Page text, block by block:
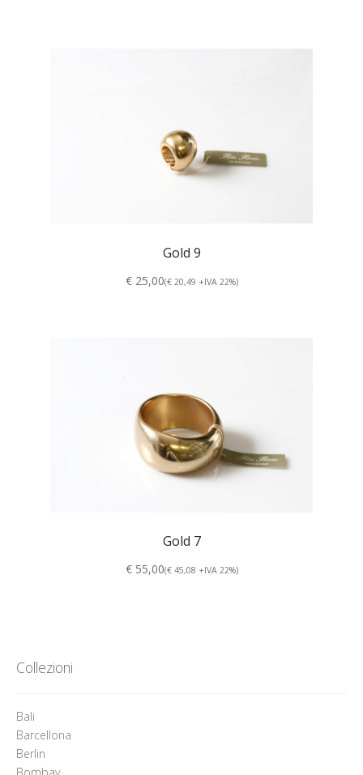
Gold 9
€ 25,00(€ 20,49 +IVA 22%)
Gold 7
€ 55,00(€ 45,08 +IVA 22%)
Collezioni
Bali
Barcellona
Berlin